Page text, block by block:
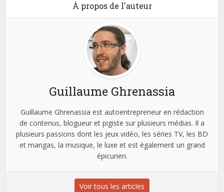
À propos de l'auteur
Guillaume Ghrenassia
Guillaume Ghrenassia est autoentrepreneur en rédaction
de contenus, blogueur et pigiste sur plusieurs médias. Il a
plusieurs passions dont les jeux vidéo, les séries TV, les BD
et mangas, la musique, le luxe et est également un grand
épicurien.
Voir tous les articles